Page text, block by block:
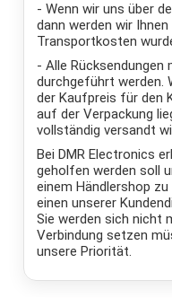
- Wenn wir uns über
dann werden wir
Transportkosten
- Alle Rücksendungen
durchgeführt werden.
der Kaufpreis für den
auf der Verpackung
vollständig versandt
Bei DMR Electronics
geholfen werden soll
einem Händlershop
einen unserer
Sie werden sich nicht
Verbindung setzen
unsere Priorität.